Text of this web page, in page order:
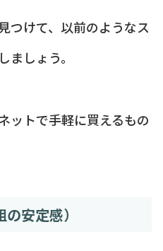
つけて、以前のようなス
ましょう。
ットで手軽に買えるもの
安定感）